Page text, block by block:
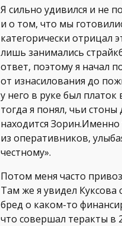
Я сильно удивился и не
и о том, что мы
категорически отрицал
лишь занимались
ответ, поэтому я начал
от изнасилования до
у него в руке был
тогда я понял, чьи стоны
находится Зорин.Именно
из оперативников,
честному».
Потом меня часто
Там же я увидел
бред о каком-то
что совершал теракты в